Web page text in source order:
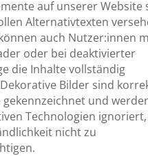
auf unserer Website
Alternativtexten
auch Nutzer:innen
oder bei deaktivierter
die Inhalte vollständig
Bilder sind
gekennzeichnet und
Technologien
nicht zu